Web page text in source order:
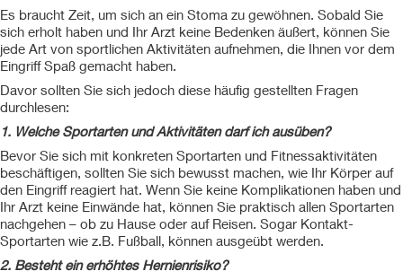
Es braucht Zeit, um sich an ein Stoma zu gewöhnen. Sobald Sie
sich erholt haben und Ihr Arzt keine Bedenken äußert, können Sie
jede Art von sportlichen Aktivitäten aufnehmen, die Ihnen vor dem
Eingriff Spaß gemacht haben.
Davor sollten Sie sich jedoch diese häufig gestellten Fragen
durchlesen:
1. Welche Sportarten und Aktivitäten darf ich ausüben?
Bevor Sie sich mit konkreten Sportarten und Fitnessaktivitäten
beschäftigen, sollten Sie sich bewusst machen, wie Ihr Körper auf
den Eingriff reagiert hat. Wenn Sie keine Komplikationen haben und
Ihr Arzt keine Einwände hat, können Sie praktisch allen Sportarten
nachgehen – ob zu Hause oder auf Reisen. Sogar Kontakt-
Sportarten wie z.B. Fußball, können ausgeübt werden.
2. Besteht ein erhöhtes Hernienrisiko?